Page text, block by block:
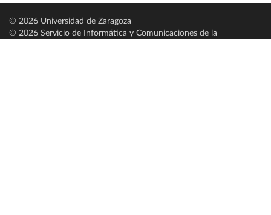
© 2026 Universidad de Zaragoza
© 2026 Servicio de Informática y Comunicaciones de la